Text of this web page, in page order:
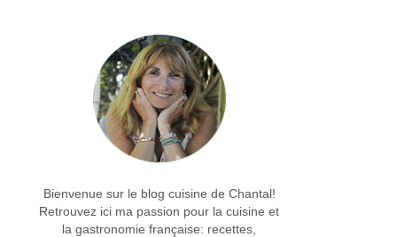
Bienvenue sur le blog cuisine de Chantal!
Retrouvez ici ma passion pour la cuisine et
la gastronomie française: recettes,